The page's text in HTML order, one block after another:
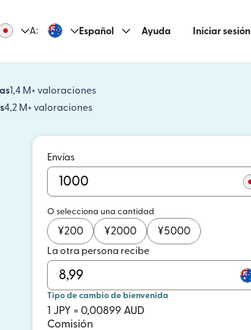
A: Español Ayuda Iniciar sesión
1,4 M+ valoraciones
(se abre en una ventana nueva)
4,2 M+ valoraciones
(se abre en una ventana nueva)
Envías
O selecciona una cantidad
¥200 ¥2000 ¥5000
La otra persona recibe
Tipo de cambio de bienvenida
1 JPY = 0,00899 AUD
Comisión